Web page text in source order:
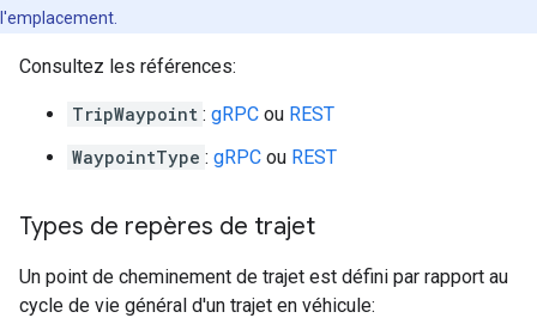
l'emplacement.
Consultez les références:
TripWaypoint : gRPC ou REST
WaypointType : gRPC ou REST
Types de repères de trajet
Un point de cheminement de trajet est défini par rapport au
cycle de vie général d'un trajet en véhicule: